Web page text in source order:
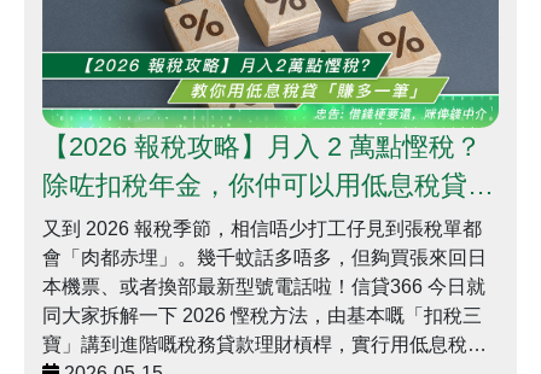
【2026 報稅攻略】月入 2 萬點慳稅？
除咗扣稅年金，你仲可以用低息稅貸
「賺多一筆」 | 信貸366理財學堂
又到 2026 報稅季節，相信唔少打工仔見到張稅單都
會「肉都赤埋」。幾千蚊話多唔多，但夠買張來回日
本機票、或者換部最新型號電話啦！信貸366 今日就
同大家拆解一下 2026 慳稅方法，由基本嘅「扣稅三
寶」講到進階嘅稅務貸款理財槓桿，實行用低息稅貸